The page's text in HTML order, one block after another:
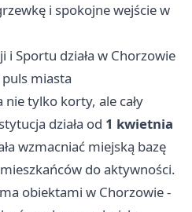
i spokojne wejście w
i Sportu działa w Chorzowie
miasta
nie tylko korty, ale cały
działa od 1 kwietnia
wzmacniać miejską bazę
do aktywności.
obiektami w Chorzowie -